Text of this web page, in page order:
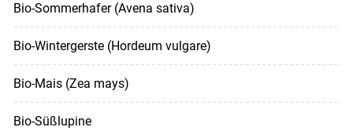
Bio-Sommerhafer (Avena sativa)
Bio-Wintergerste (Hordeum vulgare)
Bio-Mais (Zea mays)
Bio-Süßlupine